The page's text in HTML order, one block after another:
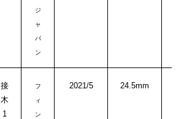
ジ
ャ
パ
ン
接
木
1
フ
ィ
ン
2021/5 24.5mm